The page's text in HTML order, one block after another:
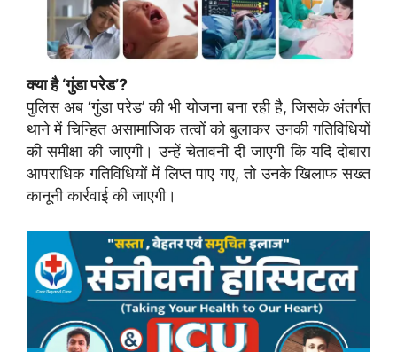
क्या है ‘गुंडा परेड’?
पुलिस अब ‘गुंडा परेड’ की भी योजना बना रही है, जिसके अंतर्गत
थाने में चिन्हित असामाजिक तत्वों को बुलाकर उनकी गतिविधियों
की समीक्षा की जाएगी। उन्हें चेतावनी दी जाएगी कि यदि दोबारा
आपराधिक गतिविधियों में लिप्त पाए गए, तो उनके खिलाफ सख्त
कानूनी कार्रवाई की जाएगी।